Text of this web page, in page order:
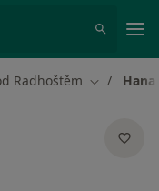
Radhoštěm Změna